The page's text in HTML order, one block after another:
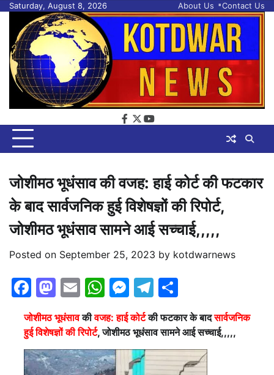
Skip
content
Saturday, August 8, 2026 About Us Contact Us
facebook
twitter
youtube
जोशीमठ भूधंसाव की वजह: हाई कोर्ट की फटकार
के बाद सार्वजनिक हुई विशेषज्ञों की रिपोर्ट,
जोशीमठ भूधंसाव सामने आई सच्चाई,,,,,
Posted on September 25, 2023 by kotdwarnews
Facebook
Mastodon
EmailWhatsApp
Messenger
Telegram
जोशीमठ भूधंसावकीवजह: हाई कोर्टकी फटकार के बादसार्वजनिक
हुई विशेषज्ञों की रिपोर्ट, जोशीमठ भूधंसाव सामने आई सच्चाई,,,,,